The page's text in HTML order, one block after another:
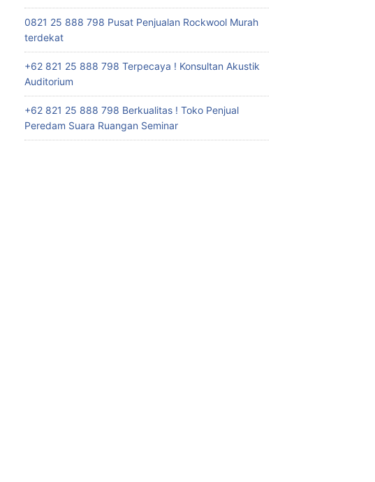
0821 25 888 798 Pusat Penjualan Rockwool Murah
terdekat
+62 821 25 888 798 Terpecaya ! Konsultan Akustik
Auditorium
+62 821 25 888 798 Berkualitas ! Toko Penjual
Peredam Suara Ruangan Seminar